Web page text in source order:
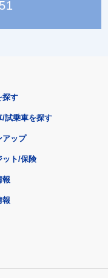
探す
/試乗車を探す
アップ
ット/保険
報
報